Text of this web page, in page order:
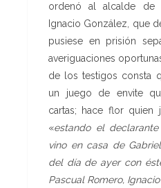
ordenó al alcalde de
Ignacio González, que
pusiese en prisión
averiguaciones
de los testigos consta
un juego de envite
cartas; hace flor quien
«estando el
vino en casa de
del día de ayer con
Pascual Romero,